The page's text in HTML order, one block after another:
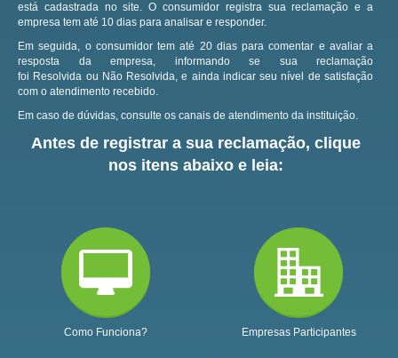
está cadastrada no site.O consumidor registra sua reclamação e a
empresa tem até 10 dias para analisar e responder.
Em seguida, o consumidor tem até 20 dias para comentar e avaliar a
resposta da empresa, informando se sua reclamação
foi Resolvida ou Não Resolvida, e ainda indicar seu nível de satisfação
com o atendimento recebido.
Em caso de dúvidas, consulte os canais de atendimento da instituição.
Antes de registrar a sua reclamação, clique
nos itens abaixo e leia:
Como Funciona? Empresas Participantes